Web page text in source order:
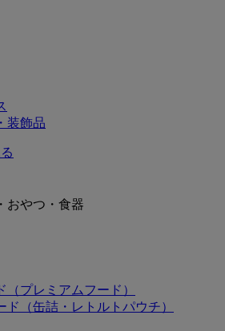
装飾品
おやつ・食器
プレミアムフード）
ド（缶詰・レトルトパウチ）